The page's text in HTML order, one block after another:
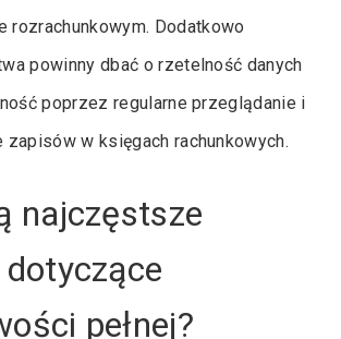
rozrachunkowym. Dodatkowo
powinny dbać o rzetelność danych
poprzez regularne przeglądanie i
zapisów w księgach rachunkowych.
najczęstsze
pełnej?